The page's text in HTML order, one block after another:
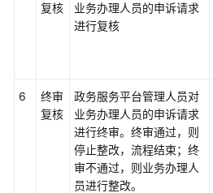
集
计
复核
业务办理人员的申诉请求
进行复核
6
终审
复核
政务服务平台管理人员对
业务办理人员的申诉请求
进行终审。终审通过，则
停止整改，流程结束；终
审不通过，则业务办理人
员进行整改。